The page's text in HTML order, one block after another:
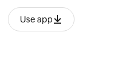
Use app